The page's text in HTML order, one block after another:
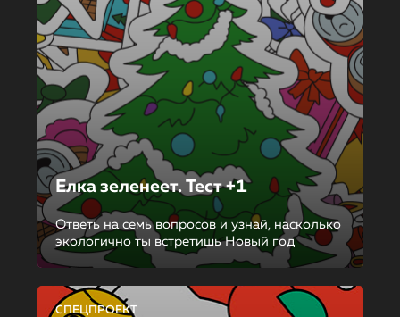
Елка зеленеет. Тест +1
Ответь на семь вопросов и узнай, насколько
экологично ты встретишь Новый год
СПЕЦПРОЕКТ